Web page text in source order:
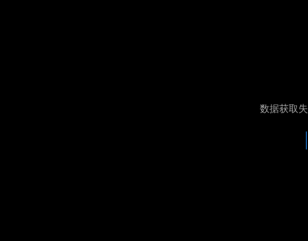
数据获取